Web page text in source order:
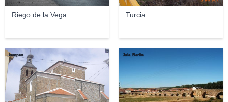
Riego de la Vega Turcia
kempen Jule_Berlin